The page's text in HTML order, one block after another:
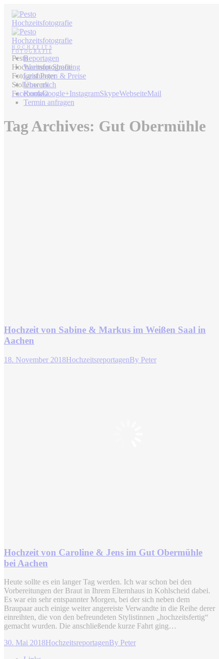
Pesto
Hochzeitsfotografie
Fotograf Peter
Stollenwerk
FacebookGoogle+InstagramSkypeWebseiteMail
Reportagen
Warmup-Shooting
Leistungen & Preise
Über mich
Kontakt
Termin anfragen
Tag Archives: Gut Obermühle
Hochzeit von Sabine & Markus im Weißen Saal in
Aachen
18. November 2018HochzeitsreportagenBy Peter
Hochzeit von Caroline & Jens im Gut Obermühle
bei Aachen
Heute sollte es ein langer Tag werden. Ich war schon bei den
Vorbereitungen der Braut in Ihrem Elternhaus in Kohlscheid dabei.
Es war ein sehr entspannter Morgen, bei der sich neben dem
Braupaar auch einige weiter angereiste Verwandte in die Reihe derer
einreihten, die von den befreundeten Stylistinnen „hochzeitsfertig“
gemacht wurden. Die anschließende kurze Fahrt ging…
30. Mai 2018HochzeitsreportagenBy Peter